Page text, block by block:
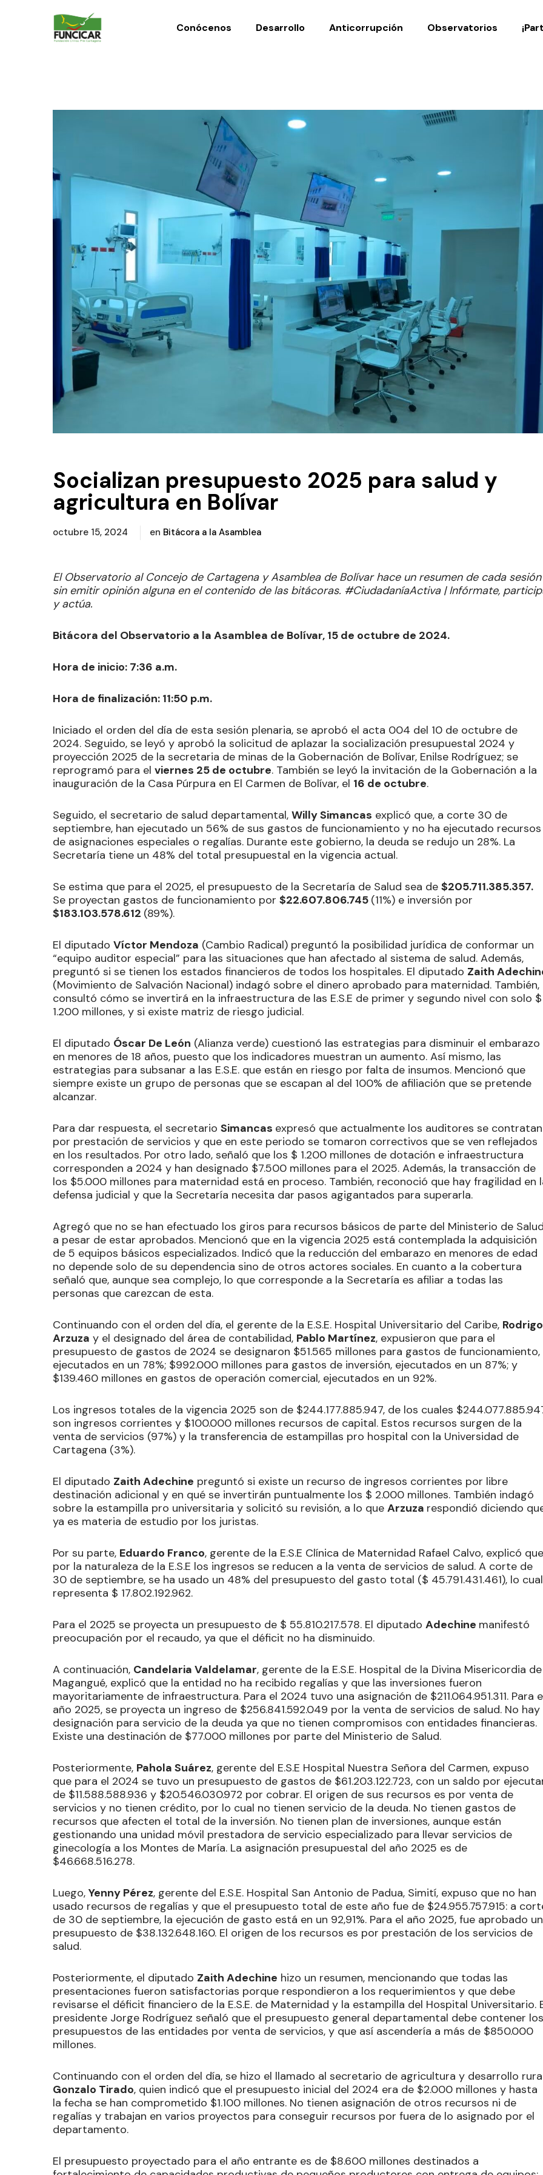
Conócenos Desarrollo Anticorrupción Observatorios
Socializan presupuesto 2025 para salud y
agricultura en Bolívar
octubre 15, 2024 en Bitácora a la Asamblea
El Observatorio al Concejo de Cartagena y Asamblea de Bolívar hace un resumen de cada sesión
sin emitir opinión alguna en el contenido de las bitácoras. #CiudadaníaActiva | Infórmate,
y actúa.
Bitácora del Observatorio a la Asamblea de Bolívar, 15 de octubre de 2024.
Hora de inicio: 7:36 a.m.
Hora de finalización: 11:50 p.m.
Iniciado el orden del día de esta sesión plenaria, se aprobó el acta 004 del 10 de octubre de
2024. Seguido, se leyó y aprobó la solicitud de aplazar la socialización presupuestal 2024 y
proyección 2025 de la secretaria de minas de la Gobernación de Bolívar, Enilse Rodríguez; se
reprogramó para el viernes 25 de octubre. También se leyó la invitación de la Gobernación a la
inauguración de la Casa Púrpura en El Carmen de Bolívar, el 16 de octubre.
Seguido, el secretario de salud departamental, Willy Simancas explicó que, a corte 30 de
septiembre, han ejecutado un 56% de sus gastos de funcionamiento y no ha ejecutado recursos
de asignaciones especiales o regalías. Durante este gobierno, la deuda se redujo un 28%. La
Secretaría tiene un 48% del total presupuestal en la vigencia actual.
Se estima que para el 2025, el presupuesto de la Secretaría de Salud sea de $205.711.385.357.
Se proyectan gastos de funcionamiento por $22.607.806.745 (11%) e inversión por
$183.103.578.612 (89%).
El diputado Víctor Mendoza (Cambio Radical) preguntó la posibilidad jurídica de conformar un
“equipo auditor especial” para las situaciones que han afectado al sistema de salud. Además,
preguntó si se tienen los estados financieros de todos los hospitales. El diputado Zaith
(Movimiento de Salvación Nacional) indagó sobre el dinero aprobado para maternidad. También,
consultó cómo se invertirá en la infraestructura de las E.S.E de primer y segundo nivel con solo $
1.200 millones, y si existe matriz de riesgo judicial.
El diputado Óscar De León (Alianza verde) cuestionó las estrategias para disminuir el embarazo
en menores de 18 años, puesto que los indicadores muestran un aumento. Así mismo, las
estrategias para subsanar a las E.S.E. que están en riesgo por falta de insumos. Mencionó que
siempre existe un grupo de personas que se escapan al del 100% de afiliación que se pretende
alcanzar.
Para dar respuesta, el secretario Simancas expresó que actualmente los auditores se contratan
por prestación de servicios y que en este periodo se tomaron correctivos que se ven reflejados
en los resultados. Por otro lado, señaló que los $ 1.200 millones de dotación e infraestructura
corresponden a 2024 y han designado $7.500 millones para el 2025. Además, la transacción de
los $5.000 millones para maternidad está en proceso. También, reconoció que hay fragilidad en
defensa judicial y que la Secretaría necesita dar pasos agigantados para superarla.
Agregó que no se han efectuado los giros para recursos básicos de parte del Ministerio de
a pesar de estar aprobados. Mencionó que en la vigencia 2025 está contemplada la adquisición
de 5 equipos básicos especializados. Indicó que la reducción del embarazo en menores de edad
no depende solo de su dependencia sino de otros actores sociales. En cuanto a la cobertura
señaló que, aunque sea complejo, lo que corresponde a la Secretaría es afiliar a todas las
personas que carezcan de esta.
Continuando con el orden del día, el gerente de la E.S.E. Hospital Universitario del Caribe, Rodrigo
Arzuza y el designado del área de contabilidad, Pablo Martínez, expusieron que para el
presupuesto de gastos de 2024 se designaron $51.565 millones para gastos de funcionamiento,
ejecutados en un 78%; $992.000 millones para gastos de inversión, ejecutados en un 87%; y
$139.460 millones en gastos de operación comercial, ejecutados en un 92%.
Los ingresos totales de la vigencia 2025 son de $244.177.885.947, de los cuales
son ingresos corrientes y $100.000 millones recursos de capital. Estos recursos surgen de la
venta de servicios (97%) y la transferencia de estampillas pro hospital con la Universidad de
Cartagena (3%).
El diputado Zaith Adechine preguntó si existe un recurso de ingresos corrientes por libre
destinación adicional y en qué se invertirán puntualmente los $ 2.000 millones. También indagó
sobre la estampilla pro universitaria y solicitó su revisión, a lo que Arzuza respondió diciendo
ya es materia de estudio por los juristas.
Por su parte, Eduardo Franco, gerente de la E.S.E Clínica de Maternidad Rafael Calvo, explicó que
por la naturaleza de la E.S.E los ingresos se reducen a la venta de servicios de salud. A corte de
30 de septiembre, se ha usado un 48% del presupuesto del gasto total ($ 45.791.431.461), lo cual
representa $ 17.802.192.962.
Para el 2025 se proyecta un presupuesto de $ 55.810.217.578. El diputado Adechine manifestó
preocupación por el recaudo, ya que el déficit no ha disminuido.
A continuación, Candelaria Valdelamar, gerente de la E.S.E. Hospital de la Divina Misericordia de
Magangué, explicó que la entidad no ha recibido regalías y que las inversiones fueron
mayoritariamente de infraestructura. Para el 2024 tuvo una asignación de $211.064.951.311. Para
año 2025, se proyecta un ingreso de $256.841.592.049 por la venta de servicios de salud. No hay
designación para servicio de la deuda ya que no tienen compromisos con entidades financieras.
Existe una destinación de $77.000 millones por parte del Ministerio de Salud.
Posteriormente, Pahola Suárez, gerente del E.S.E Hospital Nuestra Señora del Carmen, expuso
que para el 2024 se tuvo un presupuesto de gastos de $61.203.122.723, con un saldo por
de $11.588.588.936 y $20.546.030.972 por cobrar. El origen de sus recursos es por venta de
servicios y no tienen crédito, por lo cual no tienen servicio de la deuda. No tienen gastos de
recursos que afecten el total de la inversión. No tienen plan de inversiones, aunque están
gestionando una unidad móvil prestadora de servicio especializado para llevar servicios de
ginecología a los Montes de María. La asignación presupuestal del año 2025 es de
$46.668.516.278.
Luego, Yenny Pérez, gerente del E.S.E. Hospital San Antonio de Padua, Simití, expuso que no han
usado recursos de regalías y que el presupuesto total de este año fue de $24.955.757.915: a
de 30 de septiembre, la ejecución de gasto está en un 92,91%. Para el año 2025, fue aprobado un
presupuesto de $38.132.648.160. El origen de los recursos es por prestación de los servicios de
salud.
Posteriormente, el diputado Zaith Adechine hizo un resumen, mencionando que todas las
presentaciones fueron satisfactorias porque respondieron a los requerimientos y que debe
revisarse el déficit financiero de la E.S.E. de Maternidad y la estampilla del Hospital Universitario.
presidente Jorge Rodríguez señaló que el presupuesto general departamental debe contener los
presupuestos de las entidades por venta de servicios, y que así ascendería a más de $850.000
millones.
Continuando con el orden del día, se hizo el llamado al secretario de agricultura y desarrollo
Gonzalo Tirado, quien indicó que el presupuesto inicial del 2024 era de $2.000 millones y hasta
la fecha se han comprometido $1.100 millones. No tienen asignación de otros recursos ni de
regalías y trabajan en varios proyectos para conseguir recursos por fuera de lo asignado por el
departamento.
El presupuesto proyectado para el año entrante es de $8.600 millones destinados a